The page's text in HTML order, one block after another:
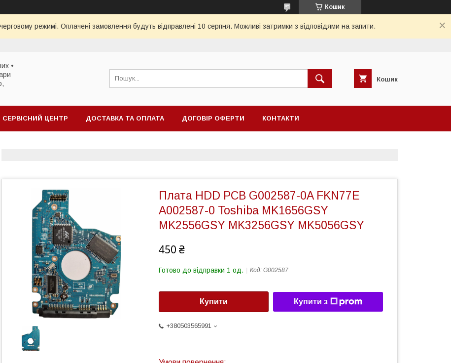
Кошик
режимі. Оплачені замовлення будуть відправлені 10 серпня. Можливі затримки з відповідями на запити.
•
Кошик
СЕРВІСНИЙ ЦЕНТР ДОСТАВКА ТА ОПЛАТА ДОГОВІР ОФЕРТИ КОНТАКТИ
Плата HDD PCB G002587-0A FKN77E
A002587-0 Toshiba MK1656GSY
MK2556GSY MK3256GSY MK5056GSY
450 ₴
Готово до відправки 1 од. Код: G002587
Купити Купити з
+380503565991